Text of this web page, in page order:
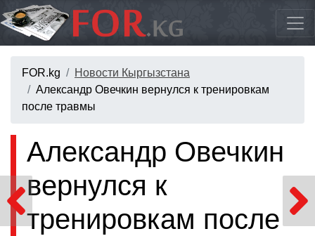
FOR.kg
Новости Кыргызстана
Александр Овечкин вернулся к тренировкам
после травмы
Александр Овечкин
вернулся к
тренировкам после